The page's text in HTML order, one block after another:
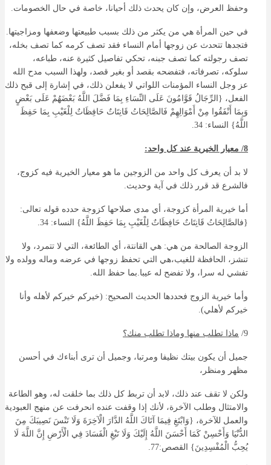
وحفظ العرض، وإن كان يحدث ذلك أحيانا، خاصة في حال الخصومات.
في حين المرأة هي من يكثر من ذلك بسبب طبيعتها وضعفها ومزاجيتها.
فتجدها تتحدث عن زوجها أمام النساء فقد تصف كرمه كما تصف بخله،
تصف رجولته كما تصف جبنه، تحكي تفاصيل كثيرة عنه، طباعه،
سلوكه، تصرفاته، فتفضحه بقصد أو بغير قصد، ولهذا السبب مدح الله
عز وجل النساء المؤمنات اللواتي لا يفعلن ذلك، في إشارة إلى قبح ذلك
الفعل، {الرِّجَالُ قَوَّامُونَ عَلَى النِّسَاءِ بِمَا فَضَّلَ اللَّهُ بَعْضَهُمْ عَلَى بَعْضٍ
وَبِمَا أَنْفَقُوا مِنْ أَمْوَالِهِمْ فَالصَّالِحَاتُ قَانِتَاتٌ حَافِظَاتٌ لِلْغَيْبِ بِمَا حَفِظَ
اللَّهُ} النساء: 34.
8/ معيار الخيرية عند كل واحد:
لا بد أن يعرف كل واحد من الزوجين ما هو معيار الخيرية فيه كزوج،
فالشرع قد قرر ذلك في آية وحديث.
أما خيرية المرأة كزوجة، أي مدى صلاحها كزوجة حدده قوله تعالى:
{فالصَّالِحَاتُ قَانِتَاتٌ حَافِظَاتٌ لِلْغَيْبِ بِمَا حَفِظَ اللَّهُ} النساء: 34.
الزوجة الصالحة من هي: هي القانتة، أي الطائعة، التي لا تتمرد، ولا
تنشز، الحافظة للغيب،هي التي تحفظ زوجها في عرضه وماله وولده ولا
تفشي له سرا، ولا تفضح له عيبا.بما حفظ الله.
وأما خيرية الزوج فحددها الحديث الصحيح: (خيركم خيركم لأهله وأنا
خيركم لأهلي).
9/ ماذا تطلب منها وماذا تطلب منك؟
جميل أن يكون بيتك نظيفا ومرتبا، وجميل أن ترى أبناءك في أحسن
مظهر ومنظر،
ولكن لا تقف عند ذلك، لابد أن تربط كل ذلك بما خلقت له، وهو الطاعة
والامتثال وطلب الآخرة، لأنك إذا وقفت عنده انحرفت عن منهج العبودية
والعمل للآخرة، {وَابْتَغِ فِيمَا آتَاكَ اللَّهُ الدَّارَ الْآخِرَةَ وَلَا تَنْسَ نَصِيبَكَ مِنَ
الدُّنْيَا وَأَحْسِنْ كَمَا أَحْسَنَ اللَّهُ إِلَيْكَ وَلَا تَبْغِ الْفَسَادَ فِي الْأَرْضِ إِنَّ اللَّهَ لَا
يُحِبُّ الْمُفْسِدِينَ} القصص:77.